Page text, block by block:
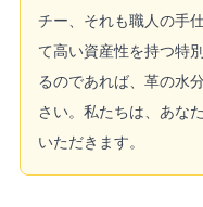
チー、それも職人の手
て高い資産性を持つ特
るのであれば、革の水
さい。私たちは、あな
いただきます。